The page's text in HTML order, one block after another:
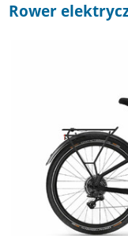
Rower